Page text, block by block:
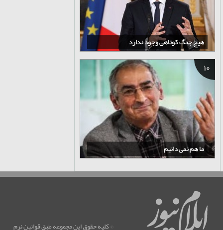
هیچ جنگ کوتاهی وجود ندارد
10
ما هم نمی دانیم
© كليه حقوق اين مجموعه طبق قوانين نرم